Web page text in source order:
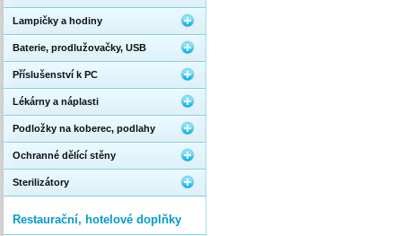
Lampičky a hodiny
Baterie, prodlužovačky, USB
Příslušenství k PC
Lékárny a náplasti
Podložky na koberec, podlahy
Ochranné dělící stěny
Sterilizátory
Restaurační, hotelové doplňky